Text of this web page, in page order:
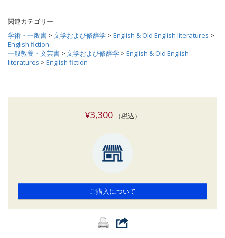
関連カテゴリー
学術・一般書 > 文学および修辞学 > English & Old English literatures >
English fiction
一般教養・文芸書 > 文学および修辞学 > English & Old English
literatures > English fiction
¥3,300（税込）
ご購入について